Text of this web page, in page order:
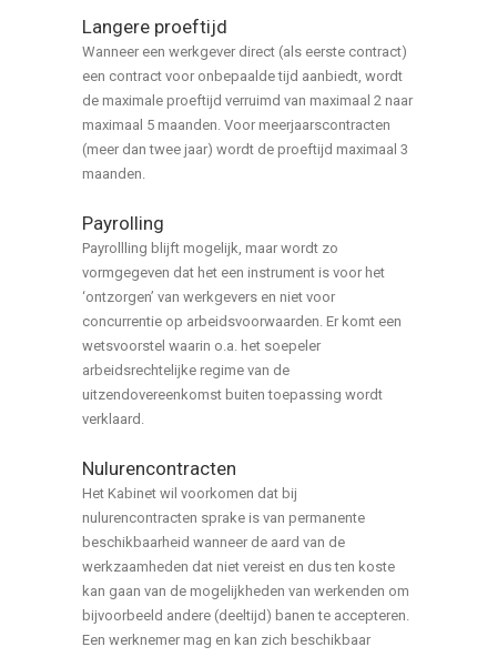
Langere proeftijd
Wanneer een werkgever direct (als eerste contract)
een contract voor onbepaalde tijd aanbiedt, wordt
de maximale proeftijd verruimd van maximaal 2 naar
maximaal 5 maanden. Voor meerjaarscontracten
(meer dan twee jaar) wordt de proeftijd maximaal 3
maanden.
Payrolling
Payrollling blijft mogelijk, maar wordt zo
vormgegeven dat het een instrument is voor het
‘ontzorgen’ van werkgevers en niet voor
concurrentie op arbeidsvoorwaarden. Er komt een
wetsvoorstel waarin o.a. het soepeler
arbeidsrechtelijke regime van de
uitzendovereenkomst buiten toepassing wordt
verklaard.
Nulurencontracten
Het Kabinet wil voorkomen dat bij
nulurencontracten sprake is van permanente
beschikbaarheid wanneer de aard van de
werkzaamheden dat niet vereist en dus ten koste
kan gaan van de mogelijkheden van werkenden om
bijvoorbeeld andere (deeltijd) banen te accepteren.
Een werknemer mag en kan zich beschikbaar